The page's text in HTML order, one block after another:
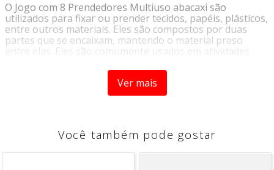
O Jogo com 8 Prendedores Multiuso abacaxi são
utilizados para fixar ou prender tecidos, papéis, plásticos,
entre outros materiais. Eles são compostos por duas
partes que se encaixam, mantendo o material preso
entre elas. Eles são comumente usados em atividades
de alimentos ou organizar papéis. Os prendedores vêm
em uma variedade de materiais, tamanhos e designs para
atender a diferentes necessidades.
Altura:4,5cm
Ver mais
Você também pode gostar